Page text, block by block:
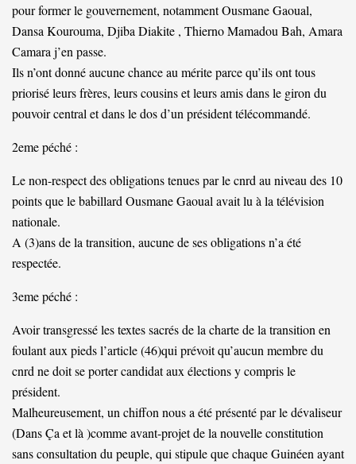
pour former le gouvernement, notamment Ousmane Gaoual,
Dansa Kourouma, Djiba Diakite , Thierno Mamadou Bah, Amara
Camara j’en passe.
Ils n’ont donné aucune chance au mérite parce qu’ils ont tous
priorisé leurs frères, leurs cousins et leurs amis dans le giron du
pouvoir central et dans le dos d’un président télécommandé.
2eme péché :
Le non-respect des obligations tenues par le cnrd au niveau des 10
points que le babillard Ousmane Gaoual avait lu à la télévision
nationale.
A (3)ans de la transition, aucune de ses obligations n’a été
respectée.
3eme péché :
Avoir transgressé les textes sacrés de la charte de la transition en
foulant aux pieds l’article (46)qui prévoit qu’aucun membre du
cnrd ne doit se porter candidat aux élections y compris le
président.
Malheureusement, un chiffon nous a été présenté par le dévaliseur
(Dans Ça et là )comme avant-projet de la nouvelle constitution
sans consultation du peuple, qui stipule que chaque Guinéen ayant